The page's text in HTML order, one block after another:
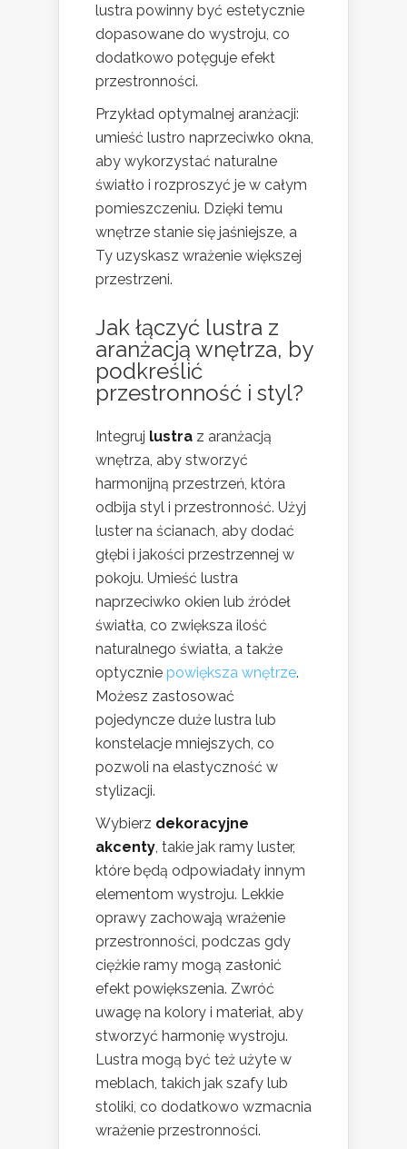
lustra powinny być estetycznie
dopasowane do wystroju, co
dodatkowo potęguje efekt
przestronności.
Przykład optymalnej aranżacji:
umieść lustro naprzeciwko okna,
aby wykorzystać naturalne
światło i rozproszyć je w całym
pomieszczeniu. Dzięki temu
wnętrze stanie się jaśniejsze, a
Ty uzyskasz wrażenie większej
przestrzeni.
Jak łączyć lustra z
aranżacją wnętrza, by
podkreślić
przestronność i styl?
Integruj lustra z aranżacją
wnętrza, aby stworzyć
harmonijną przestrzeń, która
odbija styl i przestronność. Użyj
luster na ścianach, aby dodać
głębi i jakości przestrzennej w
pokoju. Umieść lustra
naprzeciwko okien lub źródeł
światła, co zwiększa ilość
naturalnego światła, a także
optycznie powiększa wnętrze.
Możesz zastosować
pojedyncze duże lustra lub
konstelacje mniejszych, co
pozwoli na elastyczność w
stylizacji.
Wybierz dekoracyjne
akcenty, takie jak ramy luster,
które będą odpowiadały innym
elementom wystroju. Lekkie
oprawy zachowają wrażenie
przestronności, podczas gdy
ciężkie ramy mogą zasłonić
efekt powiększenia. Zwróć
uwagę na kolory i materiał, aby
stworzyć harmonię wystroju.
Lustra mogą być też użyte w
meblach, takich jak szafy lub
stoliki, co dodatkowo wzmacnia
wrażenie przestronności.